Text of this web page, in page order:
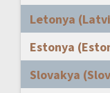
Letonya
Estonya
Slovakya